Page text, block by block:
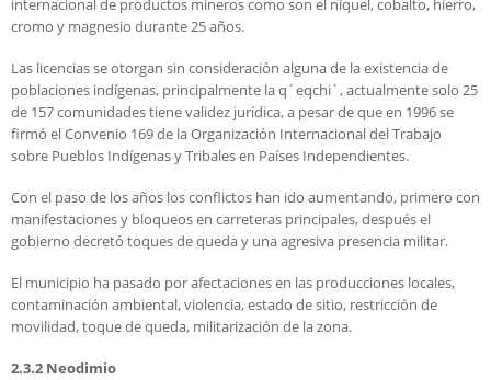
internacional de productos mineros como son el níquel, cobalto, hierro,
cromo y magnesio durante 25 años.
Las licencias se otorgan sin consideración alguna de la existencia de
poblaciones indígenas, principalmente la q´eqchi´, actualmente solo 25
de 157 comunidades tiene validez jurídica, a pesar de que en 1996 se
firmó el Convenio 169 de la Organización Internacional del Trabajo
sobre Pueblos Indígenas y Tribales en Países Independientes.
Con el paso de los años los conflictos han ido aumentando, primero con
manifestaciones y bloqueos en carreteras principales, después el
gobierno decretó toques de queda y una agresiva presencia militar.
El municipio ha pasado por afectaciones en las producciones locales,
contaminación ambiental, violencia, estado de sitio, restricción de
movilidad, toque de queda, militarización de la zona.
2.3.2 Neodimio